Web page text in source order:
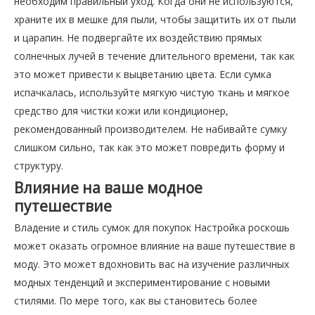
храните их в мешке для пыли, чтобы защитить их от пыли
и царапин. Не подвергайте их воздействию прямых
солнечных лучей в течение длительного времени, так как
это может привести к выцветанию цвета. Если сумка
испачкалась, используйте мягкую чистую ткань и мягкое
средство для чистки кожи или кондиционер,
рекомендованный производителем. Не набивайте сумку
слишком сильно, так как это может повредить форму и
структуру.
Влияние на ваше модное
путешествие
Владение и стиль сумок для покупок Настройка роскошь
может оказать огромное влияние на ваше путешествие в
моду. Это может вдохновить вас на изучение различных
модных тенденций и экспериментирование с новыми
стилями. По мере того, как вы становитесь более